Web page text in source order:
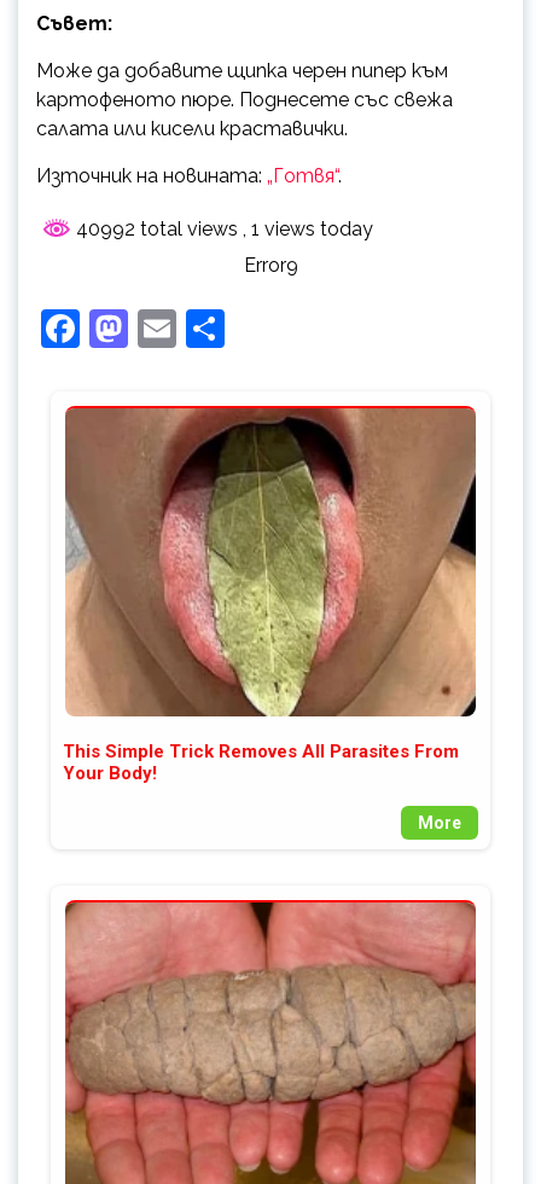
Съвет:
Може да добавите щипка черен пипер към
картофеното пюре. Поднесете със свежа
салата или кисели краставички.
Източник на новината: „Готвя“.
40992 total views , 1 views today
Error9
Facebook
Mastodon
Email
This Simple Trick Removes All Parasites From
Your Body!
More